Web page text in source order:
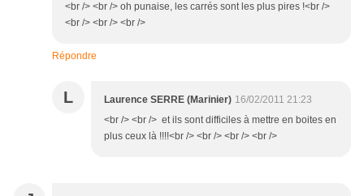
<br /> <br /> oh punaise, les carrés sont les plus pires !<br />
<br /> <br /> <br />
Répondre
L Laurence SERRE (Marinier) 16/02/2011 21:23
<br /> <br /> et ils sont difficiles à mettre en boites en
plus ceux là !!!!<br /> <br /> <br /> <br />